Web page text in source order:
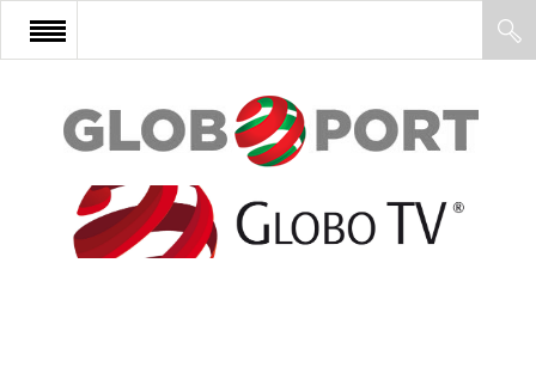
FŐOLDAL
AFRIKA